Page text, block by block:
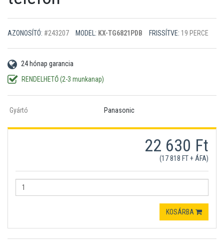
AZONOSÍTÓ: #243207 MODEL: KX-TG6821PDB FRISSÍTVE: 19 PERCE
24 hónap garancia
RENDELHETŐ (2-3 munkanap)
Gyártó Panasonic
22 630 Ft
(17 818 FT + ÁFA)
KOSÁRBA